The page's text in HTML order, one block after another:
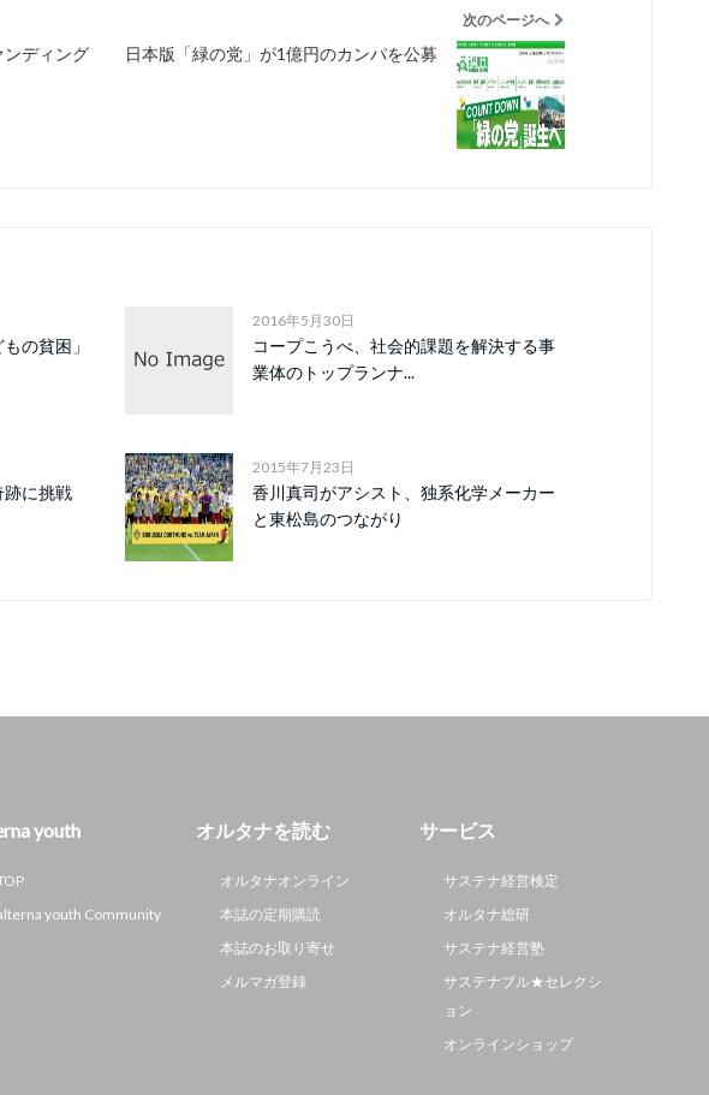
ディング
次のページへ
日本版「緑の党」が1億円のカンパを公募
の貧困」
2016年5月30日
コープこうべ、社会的課題を解決する事
業体のトップランナ...
跡に挑戦
2015年7月23日
香川真司がアシスト、独系化学メーカー
と東松島のつながり
youth
youth Community
オルタナを読む
オルタナオンライン
本誌の定期購読
本誌のお取り寄せ
メルマガ登録
サービス
サステナ経営検定
オルタナ総研
サステナ経営塾
サステナブル★セレクシ
ョン
オンラインショップ